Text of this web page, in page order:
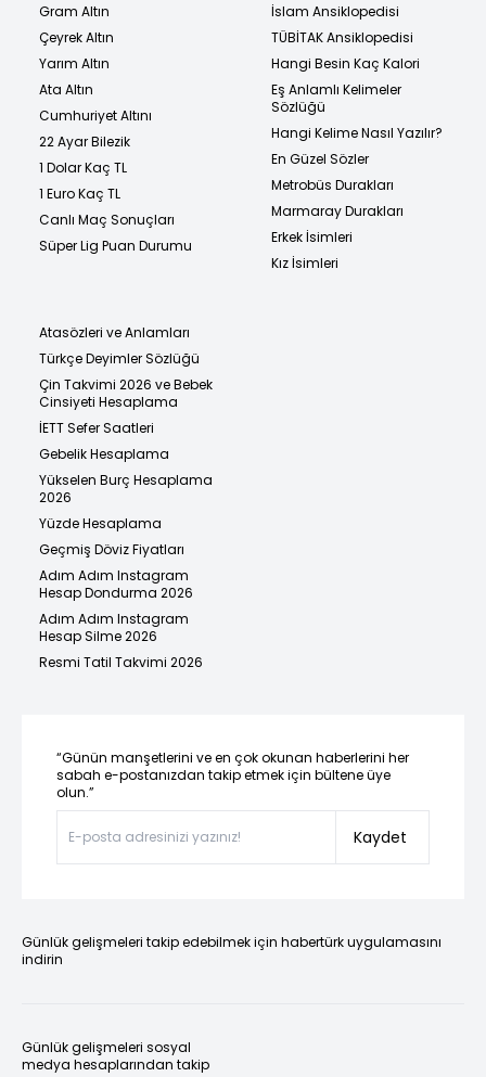
Gram Altın
Çeyrek Altın
Yarım Altın
Ata Altın
Cumhuriyet Altını
22 Ayar Bilezik
1 Dolar Kaç TL
1 Euro Kaç TL
Canlı Maç Sonuçları
Süper Lig Puan Durumu
İslam Ansiklopedisi
TÜBİTAK Ansiklopedisi
Hangi Besin Kaç Kalori
Eş Anlamlı Kelimeler
Sözlüğü
Hangi Kelime Nasıl Yazılır?
En Güzel Sözler
Metrobüs Durakları
Marmaray Durakları
Erkek İsimleri
Kız İsimleri
Atasözleri ve Anlamları
Türkçe Deyimler Sözlüğü
Çin Takvimi 2026 ve Bebek
Cinsiyeti Hesaplama
İETT Sefer Saatleri
Gebelik Hesaplama
Yükselen Burç Hesaplama
2026
Yüzde Hesaplama
Geçmiş Döviz Fiyatları
Adım Adım Instagram
Hesap Dondurma 2026
Adım Adım Instagram
Hesap Silme 2026
Resmi Tatil Takvimi 2026
“Günün manşetlerini ve en çok okunan haberlerini her
sabah e-postanızdan takip etmek için bültene üye
olun.”
Kaydet
Günlük gelişmeleri takip edebilmek için habertürk uygulamasını
indirin
Günlük gelişmeleri sosyal
medya hesaplarından takip